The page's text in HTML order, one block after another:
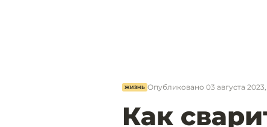
ЖИЗНЬ Опубликовано 03 августа
Как